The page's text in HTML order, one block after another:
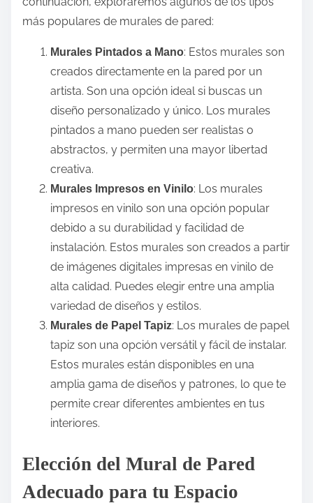
más populares de murales de pared:
Murales Pintados a Mano: Estos murales son
creados directamente en la pared por un
artista. Son una opción ideal si buscas un
diseño personalizado y único. Los murales
pintados a mano pueden ser realistas o
abstractos, y permiten una mayor libertad
creativa.
Murales Impresos en Vinilo: Los murales
impresos en vinilo son una opción popular
debido a su durabilidad y facilidad de
instalación. Estos murales son creados a partir
de imágenes digitales impresas en vinilo de
alta calidad. Puedes elegir entre una amplia
variedad de diseños y estilos.
Murales de Papel Tapiz: Los murales de papel
tapiz son una opción versátil y fácil de instalar.
Estos murales están disponibles en una
amplia gama de diseños y patrones, lo que te
permite crear diferentes ambientes en tus
interiores.
Elección del Mural de Pared
Adecuado para tu Espacio